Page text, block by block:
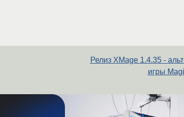
Релиз XMage 1.4.35 -
игры